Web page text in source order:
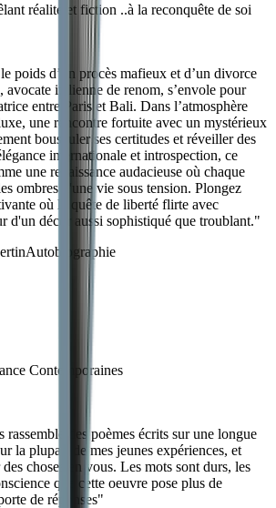
réalité et fiction ..à la reconquête de soi
poids d’un procès mafieux et d’un divorce
italienne de renom, s’envole pour
entre Paris et Bali. Dans l’atmosphère
une rencontre fortuite avec un mystérieux
bousculer ses certitudes et réveiller des
internationale et introspection, ce
une renaissance audacieuse où chaque
ombres d'une vie sous tension. Plongez
où la quête de liberté flirte avec
d'un décor aussi sophistiqué que troublant."
Autobiographie
Contemporaines
rassemble des poèmes écrits sur une longue
la plupart de mes jeunes expériences, et
choses en vous. Les mots sont durs, les
que cette oeuvre pose plus de
de réponses"